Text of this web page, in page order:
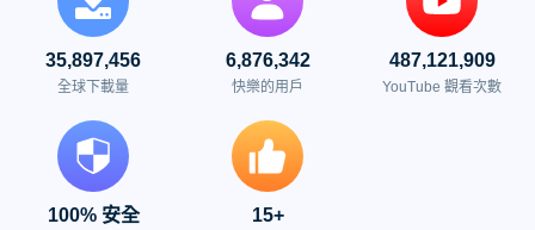
35,897,456
全球下載量
6,876,342
快樂的用戶
487,121,909
YouTube 觀看次數
100% 安全 15+